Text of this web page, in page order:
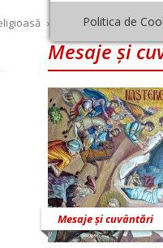
Politica de
› Mesaje și cuvântări
Mesaje și
Mesaje și cuvântări
Octombrie Noiembrie